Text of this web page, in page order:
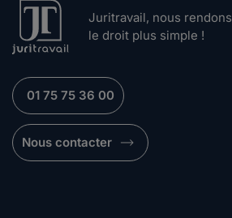
Juritravail, nous rendons
le droit plus simple !
01 75 75 36 00
Nous contacter